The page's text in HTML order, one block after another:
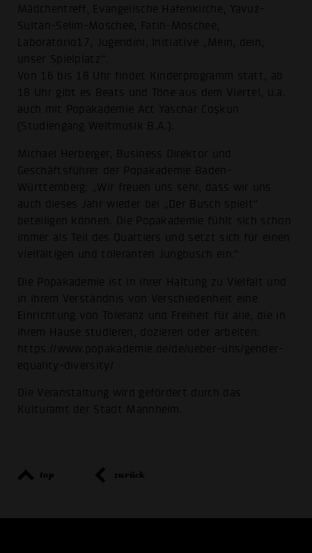
Mädchentreff, Evangelische Hafenkirche, Yavuz-
Sultan-Selim-Moschee, Fatih-Moschee,
Laboratorio17, Jugendini, Initiative „Mein, dein,
unser Spielplatz“.
Von 16 bis 18 Uhr findet Kinderprogramm statt, ab
18 Uhr gibt es Beats und Töne aus dem Viertel, u.a.
auch mit Popakademie Act Yaschar Coşkun
(Studiengang Weltmusik B.A.).
Michael Herberger, Business Direktor und
Geschäftsführer der Popakademie Baden-
Württemberg: „Wir freuen uns sehr, dass wir uns
auch dieses Jahr wieder bei „Der Busch spielt“
beteiligen können. Die Popakademie fühlt sich schon
immer als Teil des Quartiers und setzt sich für einen
vielfältigen und toleranten Jungbusch ein.“
Die Popakademie ist in ihrer Haltung zu Vielfalt und
in ihrem Verständnis von Verschiedenheit eine
Einrichtung von Toleranz und Freiheit für alle, die in
ihrem Hause studieren, dozieren oder arbeiten:
https://www.popakademie.de/de/ueber-uns/gender-
equality-diversity/
Die Veranstaltung wird gefördert durch das
Kulturamt der Stadt Mannheim.
top zurück